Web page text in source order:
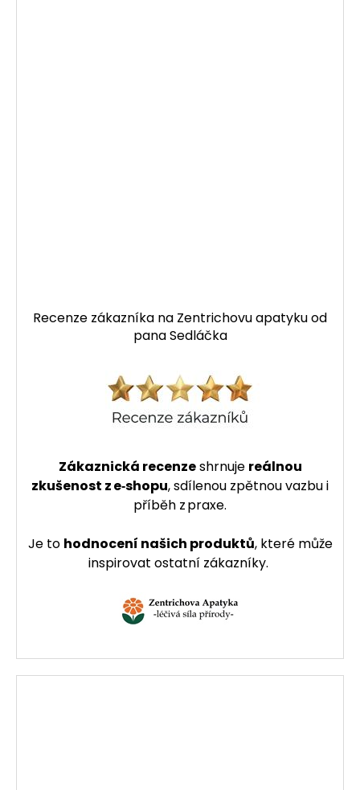
Recenze zákazníka na Zentrichovu apatyku od
pana Sedláčka
Zákaznická recenzeshrnuje reálnou
zkušenost z e‑shopu, sdílenou zpětnou vazbu i
příběh z praxe.
Je to hodnocení našich produktů, které může
inspirovat ostatní zákazníky.